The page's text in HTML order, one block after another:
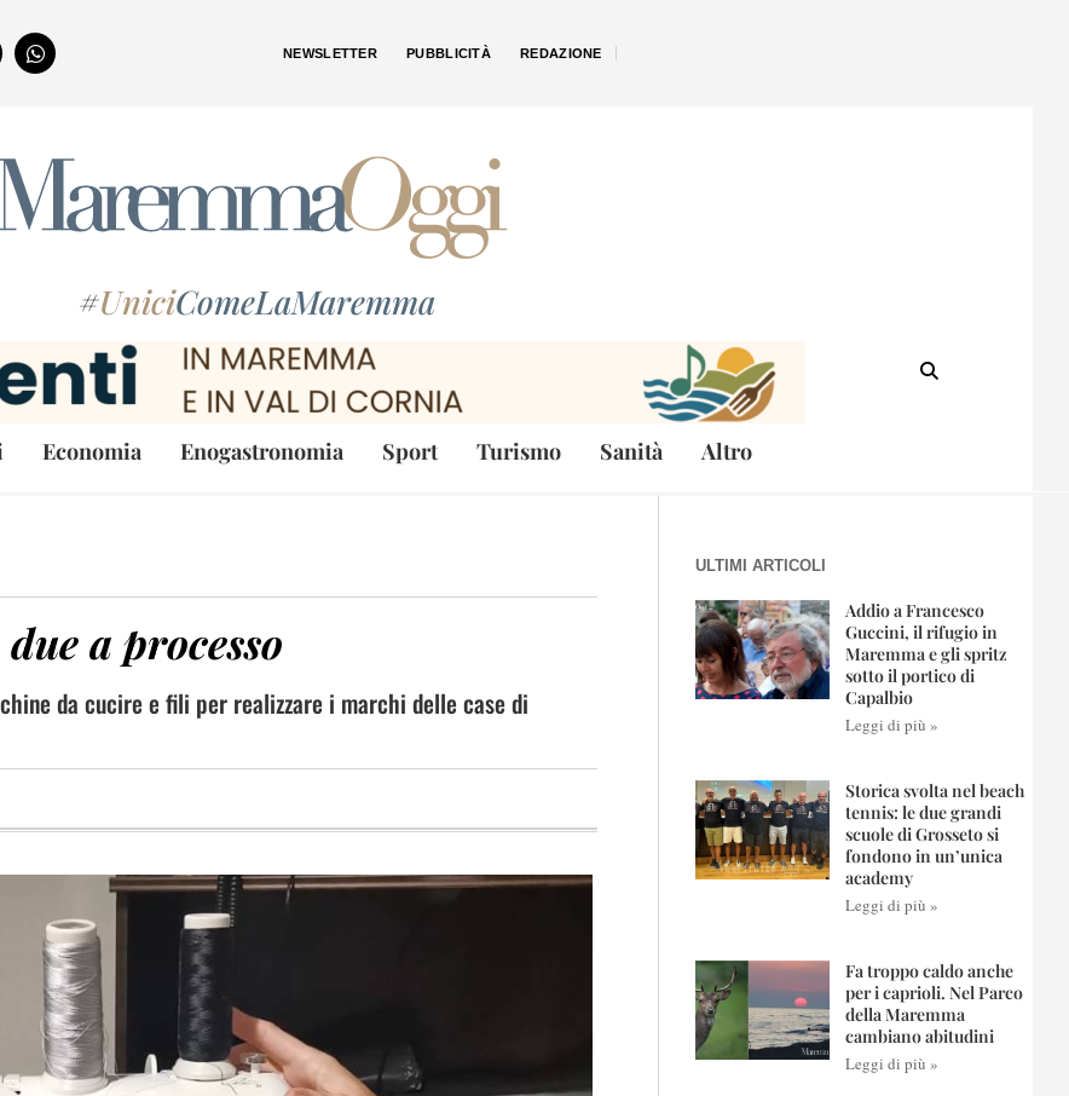
NEWSLETTER PUBBLICITÀ REDAZIONE
#UniciComeLaMaremma
Economia Enogastronomia Sport Turismo Sanità Altro
a processo
da cucire e fili per realizzare i marchi delle case di
ULTIMI ARTICOLI
Addio a Francesco
Guccini, il rifugio in
Maremma e gli spritz
sotto il portico di
Capalbio
Leggi di più »
Storica svolta nel beach
tennis: le due grandi
scuole di Grosseto si
fondono in un’unica
academy
Leggi di più »
Fa troppo caldo anche
per i caprioli. Nel Parco
della Maremma
cambiano abitudini
Leggi di più »